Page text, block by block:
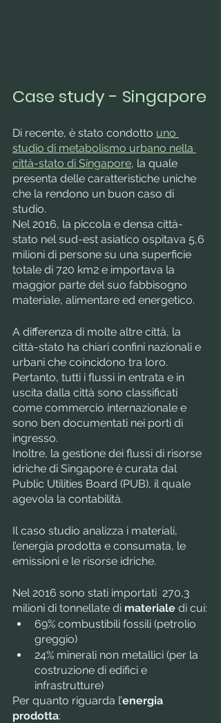
Case study - Singapore
Di recente, è stato condotto uno
studio di metabolismo urbano nella
città-stato di Singapore, la quale
presenta delle caratteristiche uniche
che la rendono un buon caso di
studio.
Nel 2016, la piccola e densa città-
stato nel sud-est asiatico ospitava 5,6
milioni di persone su una superficie
totale di 720 km2 e importava la
maggior parte del suo fabbisogno
materiale, alimentare ed energetico.
A differenza di molte altre città, la
città-stato ha chiari confini nazionali e
urbani che coincidono tra loro.
Pertanto, tutti i flussi in entrata e in
uscita dalla città sono classificati
come commercio internazionale e
sono ben documentati nei porti di
ingresso.
Inoltre, la gestione dei flussi di risorse
idriche di Singapore è curata dal
Public Utilities Board (PUB), il quale
agevola la contabilità.
Il caso studio analizza i materiali,
l’energia prodotta e consumata, le
emissioni e le risorse idriche.
Nel 2016 sono stati importati  270,3
milioni di tonnellate di materiale di cui:
69% combustibili fossili (petrolio
greggio)
24% minerali non metallici (per la
costruzione di edifici e
infrastrutture)
Per quanto riguarda l’energia
prodotta: